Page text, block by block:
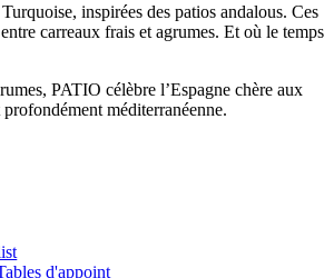
inspirées des patios andalous. Ces
carreaux frais et agrumes. Et où le temps
PATIO célèbre l’Espagne chère aux
méditerranéenne.
d'appoint